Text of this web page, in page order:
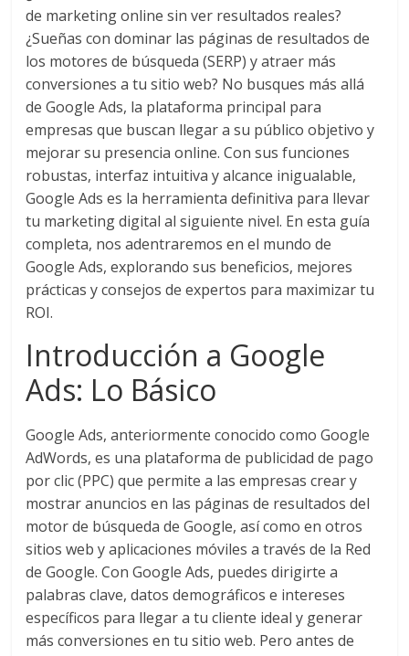
en
Colombia
|
Magazine
de
Publicidad
y
Marketing
|
Noticias
de
Actualidad
de marketing online sin ver resultados reales?
¿Sueñas con dominar las páginas de resultados de
los motores de búsqueda (SERP) y atraer más
conversiones a tu sitio web? No busques más allá
de Google Ads, la plataforma principal para
empresas que buscan llegar a su público objetivo y
mejorar su presencia online. Con sus funciones
robustas, interfaz intuitiva y alcance inigualable,
Google Ads es la herramienta definitiva para llevar
tu marketing digital al siguiente nivel. En esta guía
completa, nos adentraremos en el mundo de
Google Ads, explorando sus beneficios, mejores
prácticas y consejos de expertos para maximizar tu
ROI.
Introducción a Google
Ads: Lo Básico
Google Ads, anteriormente conocido como Google
AdWords, es una plataforma de publicidad de pago
por clic (PPC) que permite a las empresas crear y
mostrar anuncios en las páginas de resultados del
motor de búsqueda de Google, así como en otros
sitios web y aplicaciones móviles a través de la Red
de Google. Con Google Ads, puedes dirigirte a
palabras clave, datos demográficos e intereses
específicos para llegar a tu cliente ideal y generar
más conversiones en tu sitio web. Pero antes de